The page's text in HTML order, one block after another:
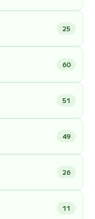
25
60
51
49
26
11